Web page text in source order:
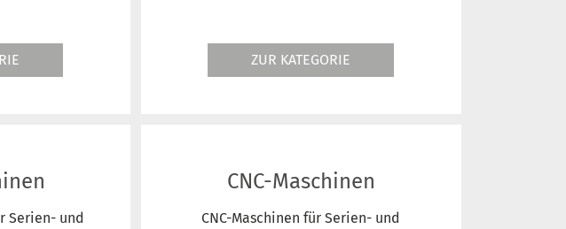
ZUR KATEGORIE
Serien- und
CNC-Maschinen
CNC-Maschinen für Serien- und